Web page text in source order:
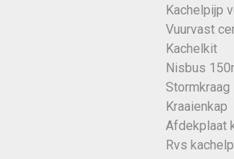
Kachelpijp
Vuurvast
Kachelkit
Nisbus
Stormkraag
Kraaienkap
Afdekplaat
Rvs